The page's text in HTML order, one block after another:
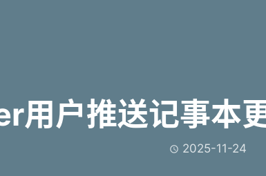
用户推送记事本
 2025-11-24